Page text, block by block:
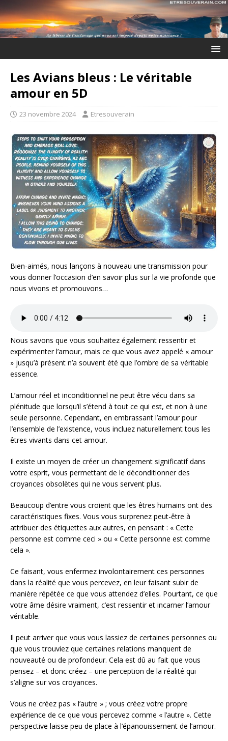
Les Avians bleus : Le véritable
amour en 5D
23 novembre 2024 Etresouverain
Bien-aimés, nous lançons à nouveau une transmission pour
vous donner l’occasion d’en savoir plus sur la vie profonde que
nous vivons et promouvons…
Nous savons que vous souhaitez également ressentir et
expérimenter l’amour, mais ce que vous avez appelé « amour
» jusqu’à présent n’a souvent été que l’ombre de sa véritable
essence.
L’amour réel et inconditionnel ne peut être vécu dans sa
plénitude que lorsqu’il s’étend à tout ce qui est, et non à une
seule personne. Cependant, en embrassant l’amour pour
l’ensemble de l’existence, vous incluez naturellement tous les
êtres vivants dans cet amour.
Il existe un moyen de créer un changement significatif dans
votre esprit, vous permettant de le déconditionner des
croyances obsolètes qui ne vous servent plus.
Beaucoup d’entre vous croient que les êtres humains ont des
caractéristiques fixes. Vous vous surprenez peut-être à
attribuer des étiquettes aux autres, en pensant : « Cette
personne est comme ceci » ou « Cette personne est comme
cela ».
Ce faisant, vous enfermez involontairement ces personnes
dans la réalité que vous percevez, en leur faisant subir de
manière répétée ce que vous attendez d’elles. Pourtant, ce que
votre âme désire vraiment, c’est ressentir et incarner l’amour
véritable.
Il peut arriver que vous vous lassiez de certaines personnes ou
que vous trouviez que certaines relations manquent de
nouveauté ou de profondeur. Cela est dû au fait que vous
pensez – et donc créez – une perception de la réalité qui
s’aligne sur vos croyances.
Vous ne créez pas « l’autre » ; vous créez votre propre
expérience de ce que vous percevez comme « l’autre ». Cette
perspective laisse peu de place à l’épanouissement de l’amour.